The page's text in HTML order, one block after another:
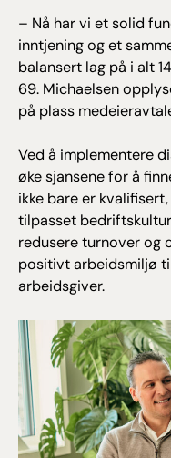
– Nå har vi et solid
inntjening og et
balansert lag på i alt
69. Michaelsen
på plass
Ved å implementere
øke sjansene for å
ikke bare er
tilpasset
redusere turnover og
positivt arbeidsmiljø
arbeidsgiver.